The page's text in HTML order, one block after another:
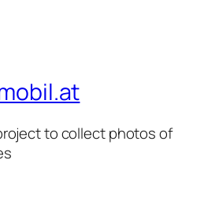
to collect photos of